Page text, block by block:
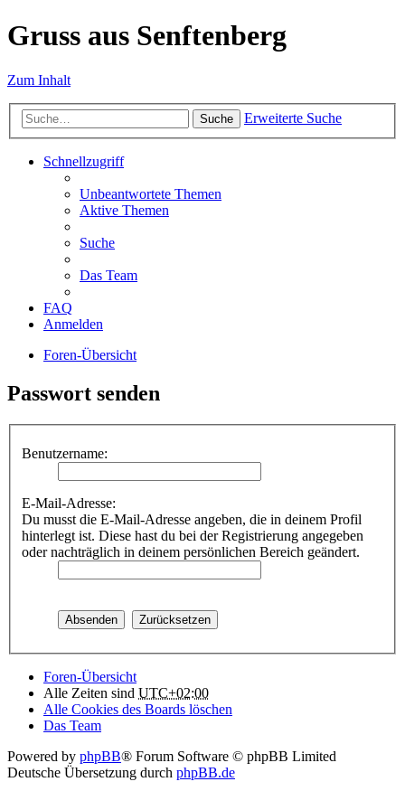
Gruss aus Senftenberg
Zum Inhalt
Suche Erweiterte Suche
Schnellzugriff
Unbeantwortete Themen
Aktive Themen
Suche
Das Team
FAQ
Anmelden
Foren-Übersicht
Passwort senden
Benutzername:
E-Mail-Adresse:
Du musst die E-Mail-Adresse angeben, die in deinem Profil
hinterlegt ist. Diese hast du bei der Registrierung angegeben
oder nachträglich in deinem persönlichen Bereich geändert.
Foren-Übersicht
Alle Zeiten sind UTC+02:00
Alle Cookies des Boards löschen
Das Team
Powered by phpBB® Forum Software © phpBB Limited
Deutsche Übersetzung durch phpBB.de